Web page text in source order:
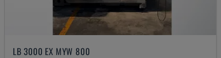
LB 3000 EX MYW 800